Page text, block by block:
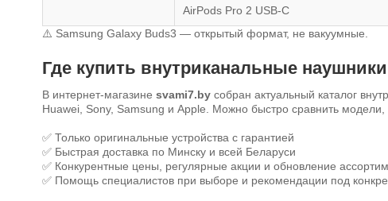
AirPods Pro 2 USB-C
⚠️ Samsung Galaxy Buds3 — открытый формат, не вакуумные.
Где купить внутриканальные
В интернет-магазине svami7.by собран актуальный каталог
Huawei, Sony, Samsung и Apple. Можно быстро сравнить
✅ Только оригинальные устройства с гарантией
✅ Быстрая доставка по Минску и всей Беларуси
✅ Конкурентные цены, регулярные акции и обновление
✅ Помощь специалистов при выборе и рекомендации под